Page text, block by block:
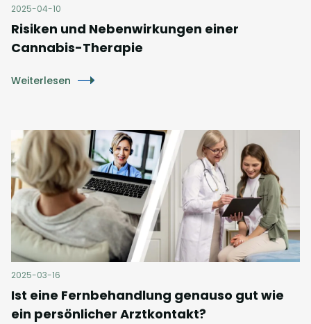
2025-04-10
Risiken und Nebenwirkungen einer
Cannabis-Therapie
Weiterlesen
2025-03-16
Ist eine Fernbehandlung genauso gut wie
ein persönlicher Arztkontakt?